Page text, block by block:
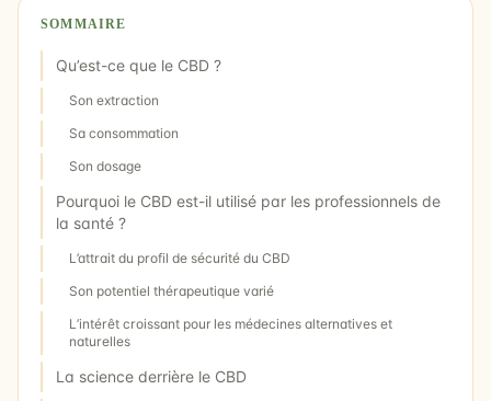
SOMMAIRE
Qu’est-ce que le CBD ?
Son extraction
Sa consommation
Son dosage
Pourquoi le CBD est-il utilisé par les professionnels de
la santé ?
L’attrait du profil de sécurité du CBD
Son potentiel thérapeutique varié
L’intérêt croissant pour les médecines alternatives et
naturelles
La science derrière le CBD